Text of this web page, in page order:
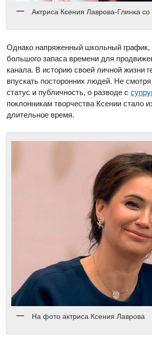
Актриса Ксения Лаврова-Глинка
Однако напряженный школьный график,
большого запаса времени для
канала. В историю своей личной жизни
впускать посторонних людей. Не
статус и публичность, о разводе с
поклонникам творчества Ксении стало
длительное время.
На фото актриса Ксения Лаврова